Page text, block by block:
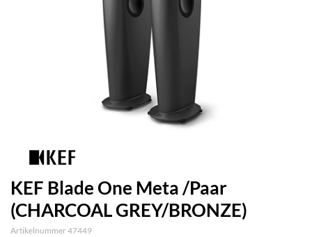
KEF Blade One Meta /Paar
(CHARCOAL GREY/BRONZE)
Artikelnummer 47449